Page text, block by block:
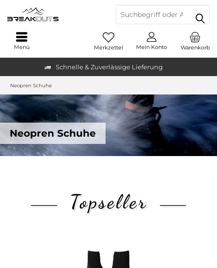
Schnelle & Zuverlässige Lieferung
Warenkorb
Merkzettel Mein Konto
Menü
Neopren Schuhe
Neopren Schuhe
Topseller